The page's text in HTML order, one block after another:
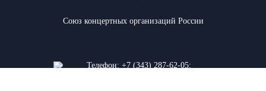
Союз концертных организаций России
Телефон: +7 (343) 287-62-05;